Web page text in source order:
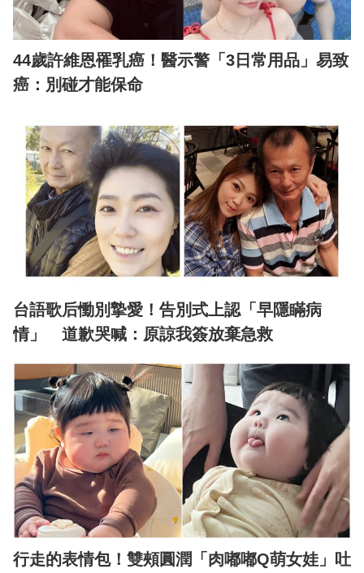
44歲許維恩罹乳癌！醫示警「3日常用品」易致
癌：別碰才能保命
台語歌后慟別摯愛！告別式上認「早隱瞞病
情」 道歉哭喊：原諒我簽放棄急救
行走的表情包！雙頰圓潤「肉嘟嘟Q萌女娃」吐